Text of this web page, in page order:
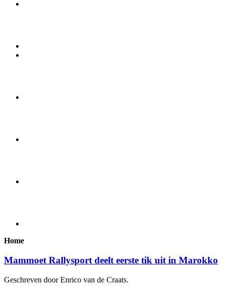
Home
Mammoet Rallysport deelt eerste tik uit in Marokko
Geschreven door Enrico van de Craats.